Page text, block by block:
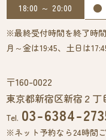
18:00 ～ 20:00 ●
※最終受付時間を終了時
月～金は19:45、土日は
〒160-0022
東京都新宿区新宿２
Tel. 03-6384-
※ネット予約なら24時間